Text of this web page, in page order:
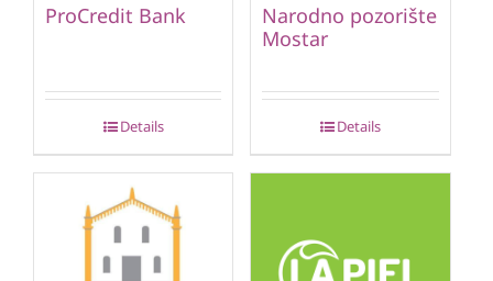
ProCredit Bank
Details
Narodno pozorište
Mostar
Details